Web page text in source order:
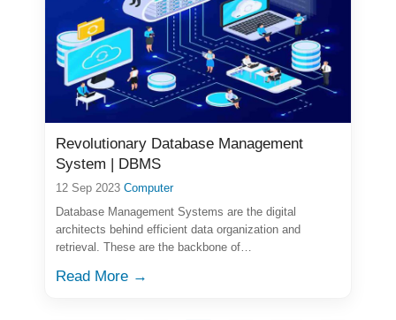
Revolutionary Database Management
System | DBMS
12 Sep 2023 Computer
Database Management Systems are the digital
architects behind efficient data organization and
retrieval. These are the backbone of…
Read More →